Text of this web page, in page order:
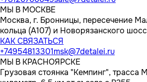
МЫ В МОСКВЕ
Москва, г. Бронницы, пересечение
кольца (А107) и Новорязанского
КАК СВЯЗАТЬСЯ
+74954813301msk@7detalei.ru
МЫ В КРАСНОЯРСКЕ
Грузовая стоянка "Кемпинг", трасса